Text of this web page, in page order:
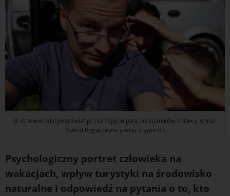
(Fot. www.odkrywacswiat.pl. Na zdjęciu para podróżników z Iławy, Anna i
Dawid Kopaczewscy wraz z synem.)
Psychologiczny portret człowieka na
wakacjach, wpływ turystyki na środowisko
naturalne i odpowiedź na pytania o to, kto